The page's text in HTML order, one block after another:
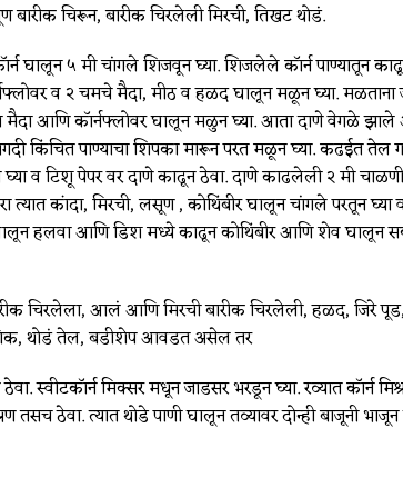
बारीक चिरून, बारीक चिरलेली मिरची, तिखट थोडं.
घालून ५ मी चांगले शिजवून घ्या. शिजलेले कॉर्न पाण्यातून
व २ चमचे मैदा, मीठ व हळद घालून मळून घ्या.
आणि कॉर्नफ्लोवर घालून मळुन घ्या. आता दाणे वेगळे झाले
किंचित पाण्याचा शिपका मारून परत मळून घ्या. कढईत
व टिशू पेपर वर दाणे काढून ठेवा. दाणे काढलेली २ मी
कांदा, मिरची, लसूण , कोथिंबीर घालून चांगले परतून घ्या
हलवा आणि डिश मध्ये काढून कोथिंबीर आणि शेव घालून
चिरलेला, आलं आणि मिरची बारीक चिरलेली, हळद, जिरे पूड,
थोडं तेल, बडीशेप आवडत असेल तर
स्वीटकॉर्न मिक्सर मधून जाडसर भरडून घ्या. रव्यात कॉर्न
तसच ठेवा. त्यात थोडे पाणी घालून तव्यावर दोन्ही बाजूनी